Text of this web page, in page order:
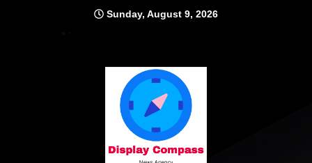
Sunday, August 9, 2026